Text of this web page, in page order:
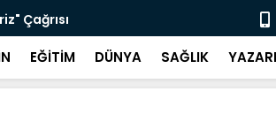
Çağrısı Selahattin
EĞİTİM DÜNYA SAĞLIK